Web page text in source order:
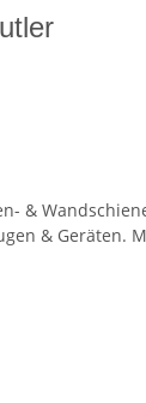
&
& Geräten.